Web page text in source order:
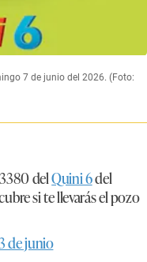
7 de junio del 2026. (Foto:
delQuini 6del
si te llevarás el pozo
de junio